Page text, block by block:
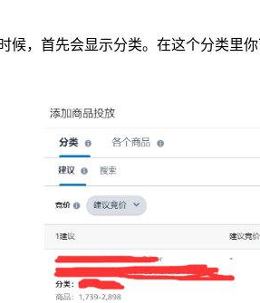
，首先会显示分类。在这个分类里